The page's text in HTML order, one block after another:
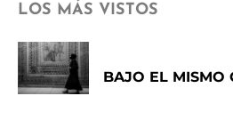
LOS MÁS VISTOS
BAJO EL MISMO